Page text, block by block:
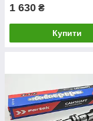
1 630 ₴
Купити